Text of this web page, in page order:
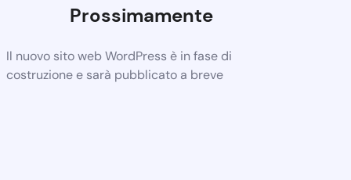
Prossimamente
Il nuovo sito web WordPress è in fase di
costruzione e sarà pubblicato a breve